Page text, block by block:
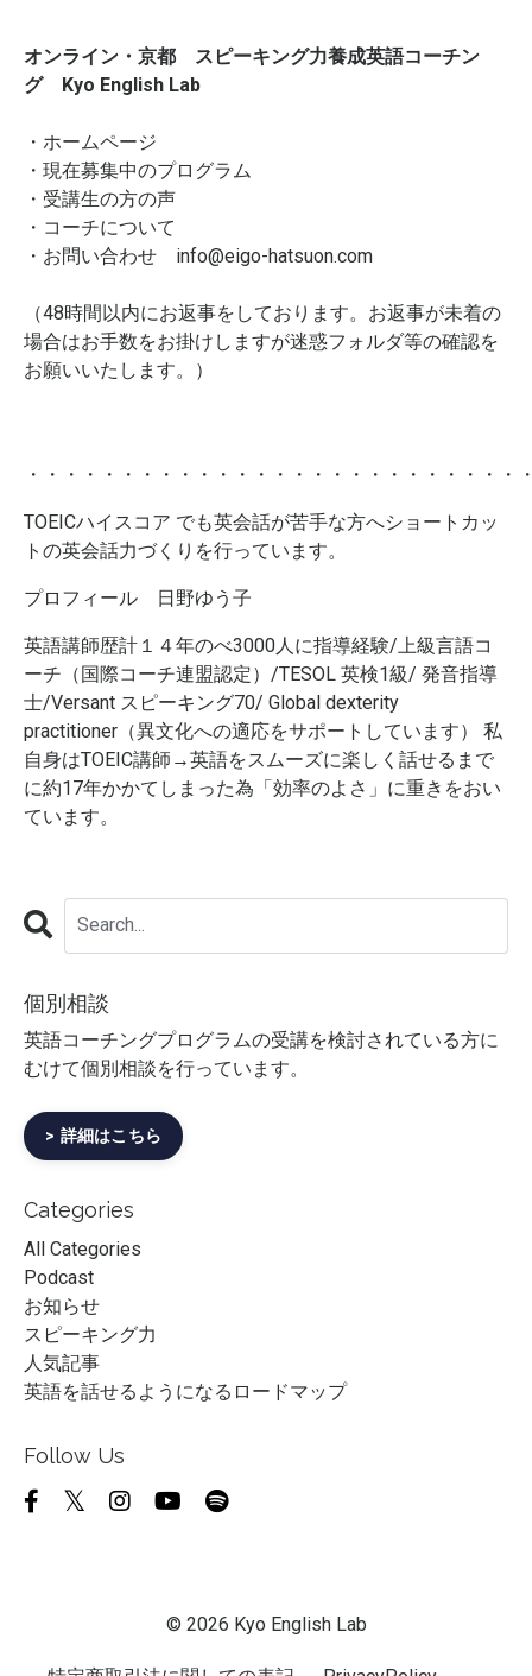
オンライン・京都 スピーキング力養成英語コーチン
グ Kyo English Lab
・ ホームページ
・ 現在募集中のプログラム
・ 受講生の方の声
・ コーチについて
・お問い合わせ info@eigo-hatsuon.com
（48時間以内にお返事をしております。お返事が未着の
場合はお手数をお掛けしますが迷惑フォルダ等の確認を
お願いいたします。）
・・・・・・・・・・・・・・・・・・・・・・・・・・
TOEICハイスコア でも英会話が苦手な方へショートカッ
トの英会話力づくりを行っています。
プロフィール 日野ゆう子
英語講師歴計１４年のべ3000人に指導経験/上級言語コ
ーチ（国際コーチ連盟認定）/TESOL 英検1級/ 発音指導
士/Versant スピーキング70/ Global dexterity
practitioner（異文化への適応をサポートしています） 私
自身はTOEIC講師→英語をスムーズに楽しく話せるまで
に約17年かかてしまった為「効率のよさ」に重きをおい
ています。
個別相談
英語コーチングプログラムの受講を検討されている方に
むけて個別相談を行っています。
> 詳細はこちら
Categories
All Categories
Podcast
お知らせ
スピーキング力
人気記事
英語を話せるようになるロードマップ
Follow Us
© 2026 Kyo English Lab